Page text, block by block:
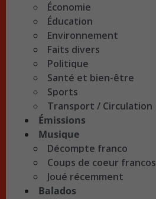
Économie
Éducation
Environnement
Faits divers
Politique
Santé et bien-être
Sports
Transport / Circulation
Émissions
Musique
Décompte franco
Coups de coeur francos
Joué récemment
Balados